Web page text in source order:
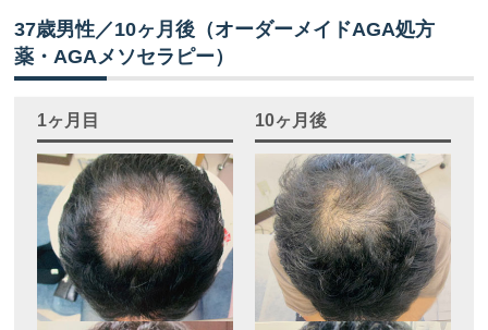
37歳男性／10ヶ月後（オーダーメイドAGA処方
薬・AGAメソセラピー）
1ヶ月目 10ヶ月後